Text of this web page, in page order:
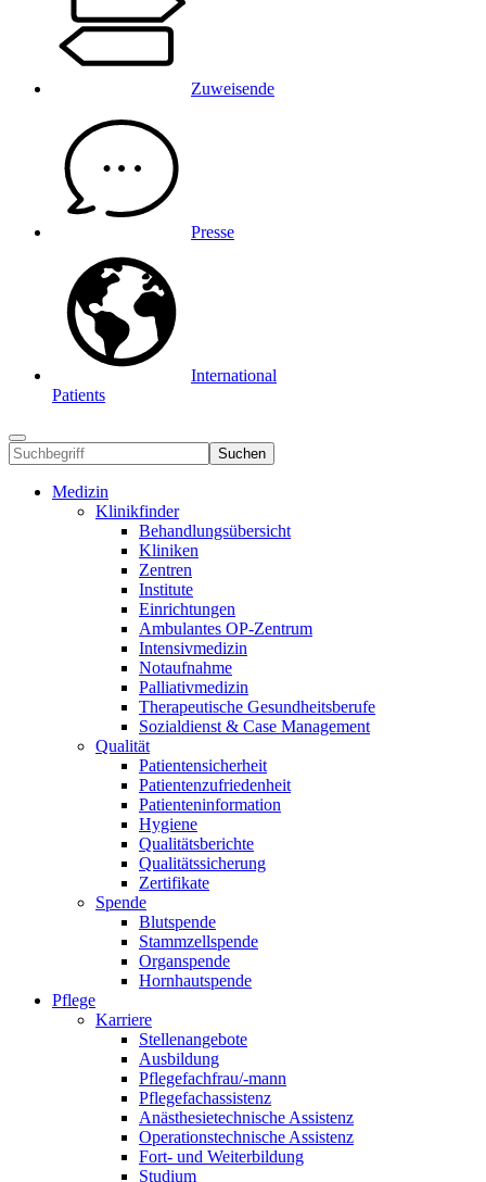
Zuweisende
Presse
International
Patients
Suchen
Medizin
Klinikfinder
Behandlungsübersicht
Kliniken
Zentren
Institute
Einrichtungen
Ambulantes OP-Zentrum
Intensivmedizin
Notaufnahme
Palliativmedizin
Therapeutische Gesundheitsberufe
Sozialdienst & Case Management
Qualität
Patientensicherheit
Patientenzufriedenheit
Patienteninformation
Hygiene
Qualitätsberichte
Qualitätssicherung
Zertifikate
Spende
Blutspende
Stammzellspende
Organspende
Hornhautspende
Pflege
Karriere
Stellenangebote
Ausbildung
Pflegefachfrau/-mann
Pflegefachassistenz
Anästhesietechnische Assistenz
Operationstechnische Assistenz
Fort- und Weiterbildung
Studium